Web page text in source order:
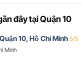
đây tại Quận 10
10, Hồ Chí Minh 5/5
Minh